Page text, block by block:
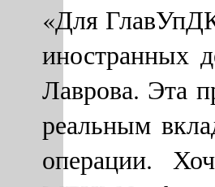
«Для
иностранных
Лаврова. Эта
реальным
операции.